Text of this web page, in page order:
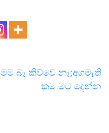
මම බෑ කිව්වෙ නෑ;අගමැති
කම මට දෙන්න